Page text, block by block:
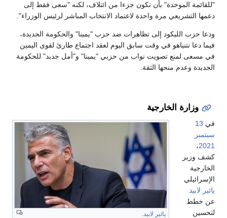
"للقائمة الموحدة" بأن تكون جزءا من ائتلاف، لكنه "سعى فقط إلى
دعمها التشريعي مرة واحدة لاعتماد الانتخاب المباشر لرئيس الوزراء".
ودعا حزب الليكود إلى تظاهرات ضد حزب "يمينا" والحكومة الجديدة،
فيما دعا نتنياهو في وقت سابق اليوم لعقد اجتماع طارئ لقوى اليمين
في مسعى لمنع تصويت نواب من حزبي "يمينا" و"أمل جديد" للحكومة
الجديدة وعدم منحها الثقة.
وزارة الخارجية
يائير لابيد.
في 13
سبتمبر
2021،
كشف وزير
الخارجية
الإسرائيلي
يائير لابيد
عن خطط
لتحسين